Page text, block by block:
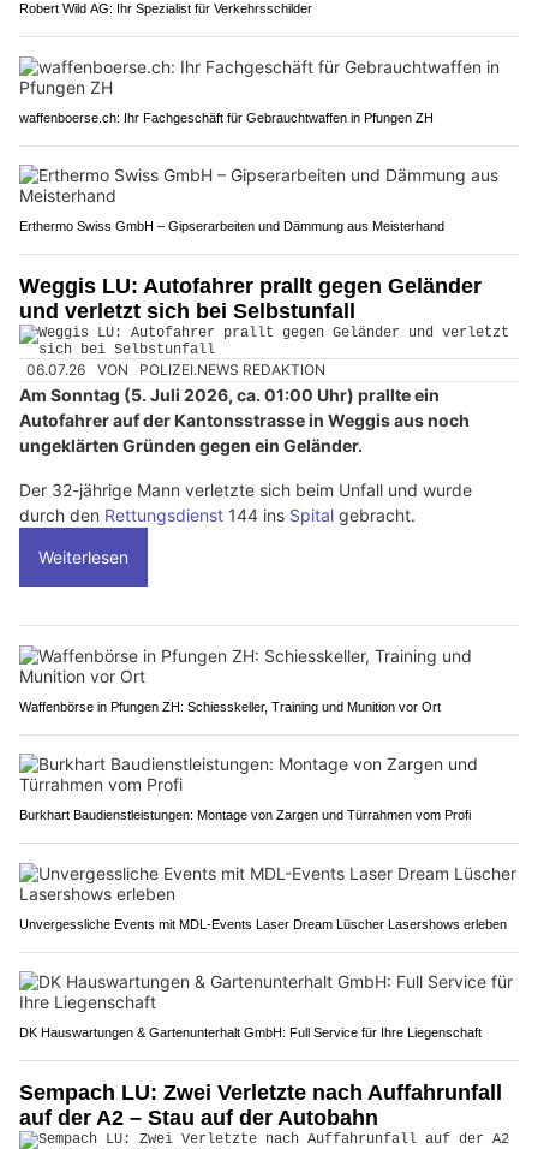
Robert Wild AG: Ihr Spezialist für Verkehrsschilder
waffenboerse.ch: Ihr Fachgeschäft für Gebrauchtwaffen in Pfungen ZH
Erthermo Swiss GmbH – Gipserarbeiten und Dämmung aus Meisterhand
Weggis LU: Autofahrer prallt gegen Geländer
und verletzt sich bei Selbstunfall
06.07.26 VON POLIZEI.NEWS REDAKTION
Am Sonntag (5. Juli 2026, ca. 01:00 Uhr) prallte ein
Autofahrer auf der Kantonsstrasse in Weggis aus noch
ungeklärten Gründen gegen ein Geländer.
Der 32-jährige Mann verletzte sich beim Unfall und wurde
durch den Rettungsdienst 144 ins Spital gebracht.
Weiterlesen
Waffenbörse in Pfungen ZH: Schiesskeller, Training und Munition vor Ort
Burkhart Baudienstleistungen: Montage von Zargen und Türrahmen vom Profi
Unvergessliche Events mit MDL-Events Laser Dream Lüscher Lasershows erleben
DK Hauswartungen & Gartenunterhalt GmbH: Full Service für Ihre Liegenschaft
Sempach LU: Zwei Verletzte nach Auffahrunfall
auf der A2 – Stau auf der Autobahn